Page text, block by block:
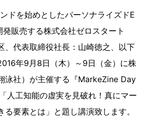
ドを始めとしたパーソナライズドE
販売する株式会社ゼロスタート
、代表取締役社長：山崎徳之、以下
年9月8日（木）～9日（金）に株
泳社）が主催する『MarkeZine Day
人工知能の虚実を見破れ！真にマー
要素とは」と題し講演致します。